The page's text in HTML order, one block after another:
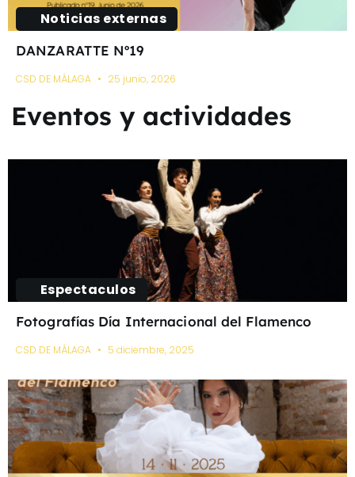
Noticias externas
DANZARATTE Nº19
CSD DE MÁLAGA 25 junio, 2026
Eventos y actividades
Espectaculos
Fotografías Día Internacional del Flamenco
CSD DE MÁLAGA 5 diciembre, 2025